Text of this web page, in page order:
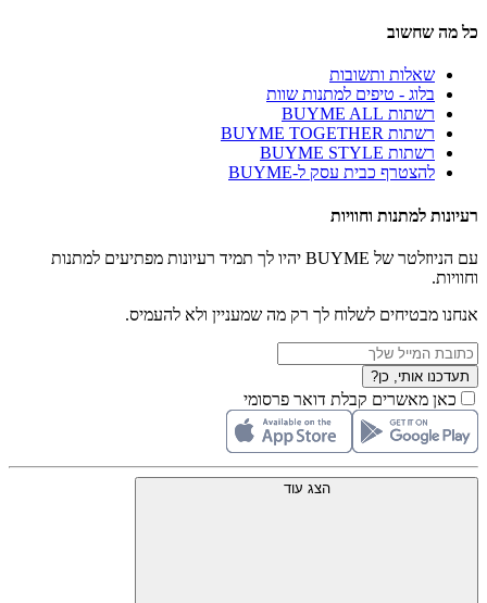
כל מה שחשוב
שאלות ותשובות
בלוג - טיפים למתנות שוות
רשתות BUYME ALL
רשתות BUYME TOGETHER
רשתות BUYME STYLE
להצטרף כבית עסק ל-BUYME
רעיונות למתנות וחוויות
עם הניוזלטר של BUYME יהיו לך תמיד רעיונות מפתיעים למתנות
וחוויות.
אנחנו מבטיחים לשלוח לך רק מה שמעניין ולא להעמיס.
תעדכנו אותי, כן?
כאן מאשרים קבלת דואר פרסומי
הצג עוד